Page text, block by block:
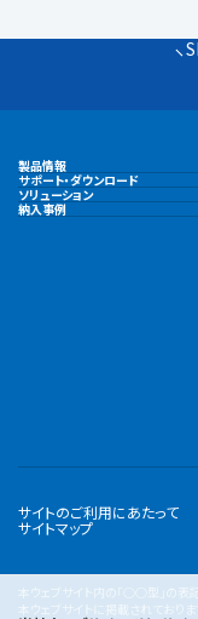
製品情報
製品情報トップ
水処理関連機器
集水関連機器
サポート・ダウンロード
サポート・ダウンロード
電子ハンドブック
よくあるご質問
ソリューション
納入事例
サイトのご利用にあたって
サイトマップ
本ウェブサイト内の「○○型」の表
本ウェブサイトに掲載されており